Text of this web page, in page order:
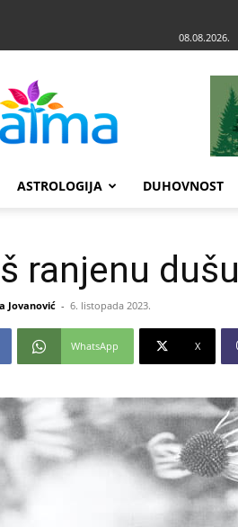
08.08.2026.
ASTROLOGIJA DUHOVNOST
ranjenu dušu
Jovanović - 6. listopada 2023.
WhatsApp X